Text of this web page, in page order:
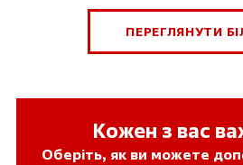
Кожен з вас
Оберіть, як ви можете
ПЕРЕГЛЯНУТИ